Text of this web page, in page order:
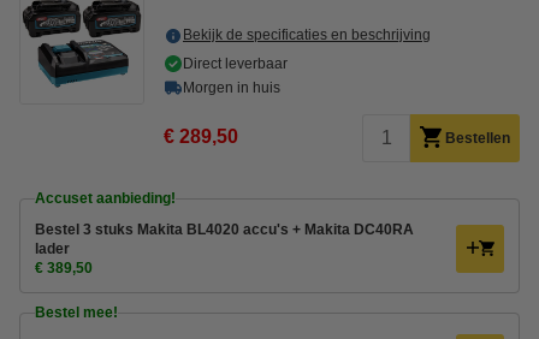
Bekijk de specificaties en beschrijving
Direct leverbaar
Morgen in huis
€ 289,50 Bestellen
Accuset aanbieding!
Bestel 3 stuks Makita BL4020 accu's + Makita DC40RA
lader
€ 389,50
Bestel mee!